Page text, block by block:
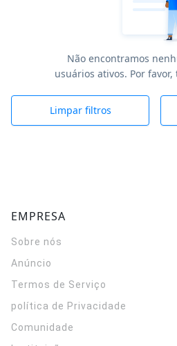
Não encontramos
usuários ativos. Por
Limpar filtros
EMPRESA
Sobre nós
Anúncio
Termos de Serviço
política de Privacidade
Comunidade